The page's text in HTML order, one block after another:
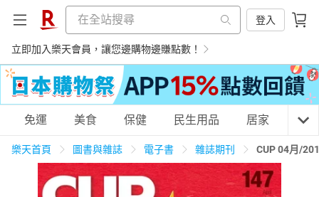
登入
立即加入樂天會員，讓您邊購物邊賺點數！
購物網分類
天天免運 美食蛋糕 養生保健 民生用品
免運 美食 保健 民生用品 居家 3C
樂天首頁 圖書與雜誌 電子書 雜誌期刊 CUP 04月/